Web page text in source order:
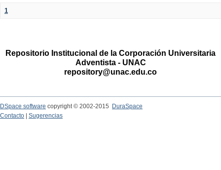
1
Repositorio Institucional de la Corporación Universitaria
Adventista - UNAC
repository@unac.edu.co
DSpace software copyright © 2002-2015
DuraSpace
Contacto
Sugerencias